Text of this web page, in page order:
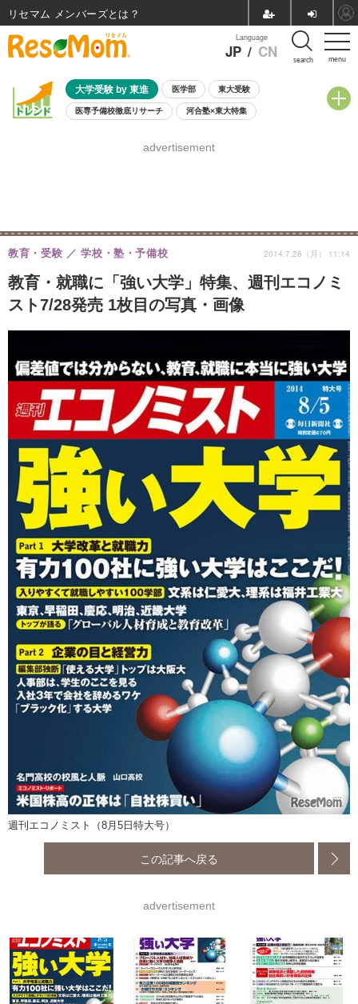
menu
Language
JP / CN search
大学受験 by 東進 医学部 東大受験
医専予備校徹底リサーチ 河合塾×東大特集
8月開催学校説明会・相談会
advertisement
教育・就職に「強い大学」特集、週刊エコノミ
スト7/28発売 1枚目の写真・画像
教育・受験 学校・塾・予備校 2014.7.28（月） 11:14
週刊エコノミスト（8月5日特大号）
この記事へ戻る
advertisement
リセマム メンバーズ